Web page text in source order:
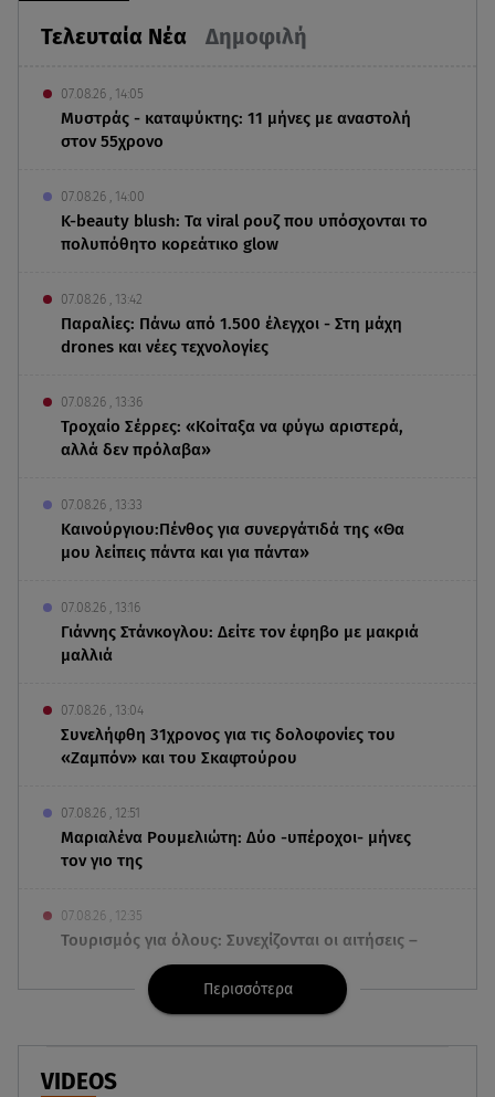
Τελευταία Νέα Δημοφιλή
07.08.26 , 14:05
Μυστράς - καταψύκτης: 11 μήνες με αναστολή
στον 55χρονο
07.08.26 , 14:00
K-beauty blush: Τα viral ρουζ που υπόσχονται το
πολυπόθητο κορεάτικο glow
07.08.26 , 13:42
Παραλίες: Πάνω από 1.500 έλεγχοι - Στη μάχη
drones και νέες τεχνολογίες
07.08.26 , 13:36
Τροχαίο Σέρρες: «Κοίταξα να φύγω αριστερά,
αλλά δεν πρόλαβα»
07.08.26 , 13:33
Καινούργιου:Πένθος για συνεργάτιδά της «Θα
μου λείπεις πάντα και για πάντα»
07.08.26 , 13:16
Γιάννης Στάνκογλου: Δείτε τον έφηβο με μακριά
μαλλιά
07.08.26 , 13:04
Συνελήφθη 31χρονος για τις δολοφονίες του
«Ζαμπόν» και του Σκαφτούρου
07.08.26 , 12:51
Μαριαλένα Ρουμελιώτη: Δύο -υπέροχοι- μήνες
τον γιο της
07.08.26 , 12:35
Τουρισμός για όλους: Συνεχίζονται οι αιτήσεις –
Ποιοι κάνουν σήμερα
Marfin: Προθεσμία για να απολογηθεί πήρε η
Περισσότερα
VIDEOS